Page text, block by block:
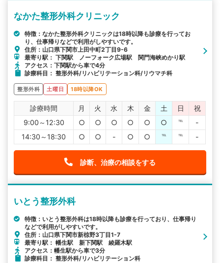
なかた整形外科クリニック
特徴：なかた整形外科クリニックは18時以降も診療を行ってお
り、仕事帰りなどで利用がしやすいです。
住所：山口県下関市上田中町2丁目9-6
最寄り駅： 下関駅 ノーフォーク広場駅 関門海峡めかり駅
アクセス：下関駅から車で4分
診療科目： 整形外科/リハビリテーション科/リウマチ科
整形外科 土曜日 18時以降OK
診療時間 月 火 水 木 金 土 日
祝
9:00～12:30
○ ○ ○ ○ ○ ○ ℡
-
14:30～18:30
○ ○ - ○ ○ ℡ ℡ -
診断、治療の相談をする
いとう整形外科
特徴：いとう整形外科は18時以降も診療を行っており、仕事帰り
などで利用がしやすいです。
住所：山口県下関市新椋野3丁目1-7
最寄り駅： 幡生駅 新下関駅 綾羅木駅
アクセス：幡生駅から車で3分
診療科目： 整形外科/リハビリテーション科